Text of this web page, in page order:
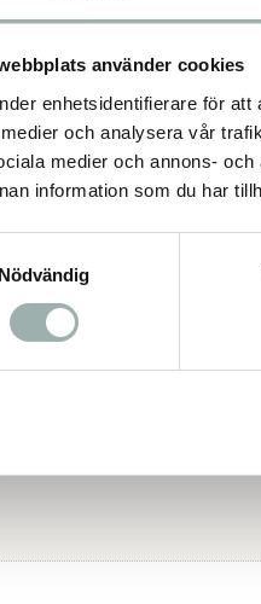
använder cookies
enhetsidentifierare för
och analysera vår
medier och annons-
information som du har
Nödvändig
står på
bra att förvara i frys.
med fabrik i
från Sverige och EU.